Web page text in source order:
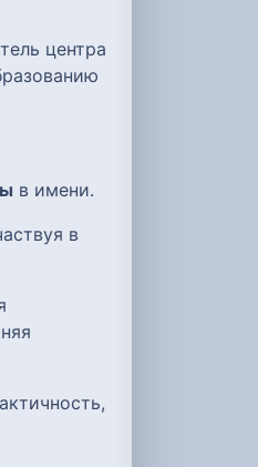
центра
в имени.
в